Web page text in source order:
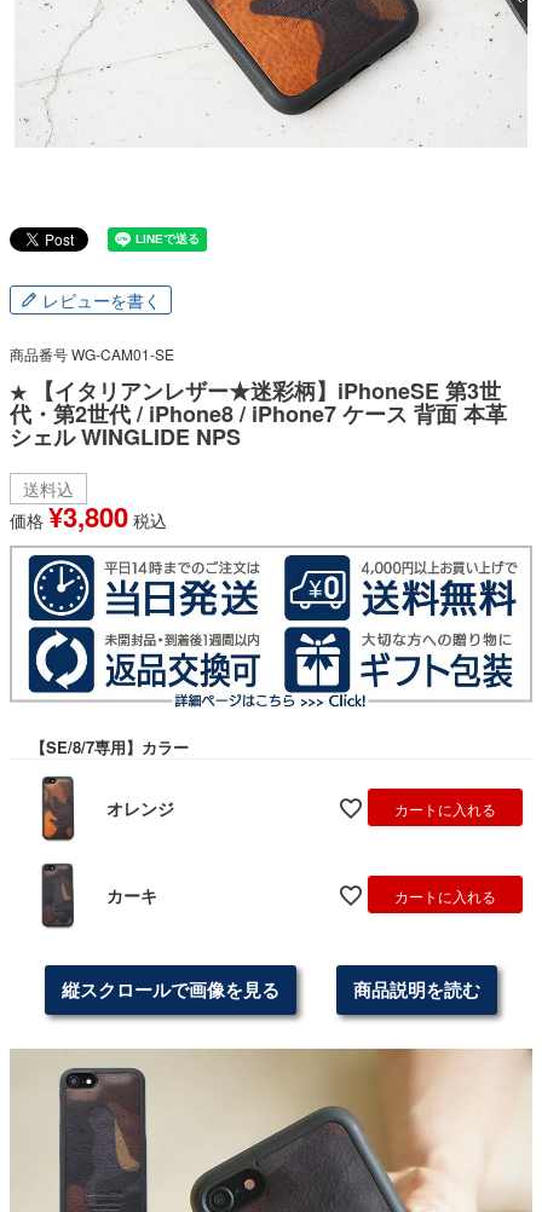
レビューを書く
商品番号WG-CAM01-SE
★ 【イタリアンレザー★迷彩柄】iPhoneSE 第3世
代・第2世代 / iPhone8 / iPhone7 ケース 背面 本革
シェル WINGLIDE NPS
送料込
価格 ¥3,800 税込
【SE/8/7専用】カラー
オレンジ カートに入れる
カーキ カートに入れる
縦スクロールで画像を見る 商品説明を読む